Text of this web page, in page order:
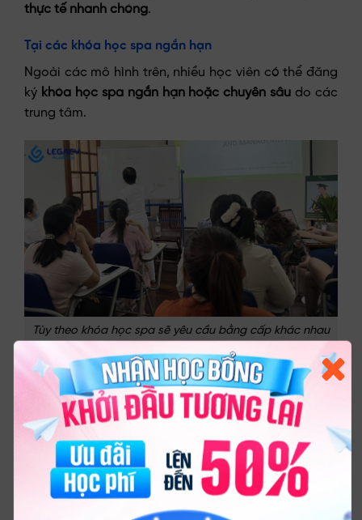
thực tế nhanh chóng.
Tại các khóa học spa ngắn hạn
Ngoài các mô hình trên, nhiều học viên có thể đăng
ký khóa học spa ngắn hạn hoặc chuyên sâu do các
trung tâm.
Tùy theo khóa học spa sẽ yêu cầu bằng cấp khác nhau
Điều kiện đăng ký tùy thuộc từng khóa học spa:
Có khóa mở rộng cho mọi đối tượng, không cần
bằng cấp.
Có khóa yêu cầu thi đầu vào hoặc xét tuyển hồ
sơ (thường là các khóa chuyên sâu, nâng cao).
Trò chuyện cùng
Tư vấn viên Legacy Academy